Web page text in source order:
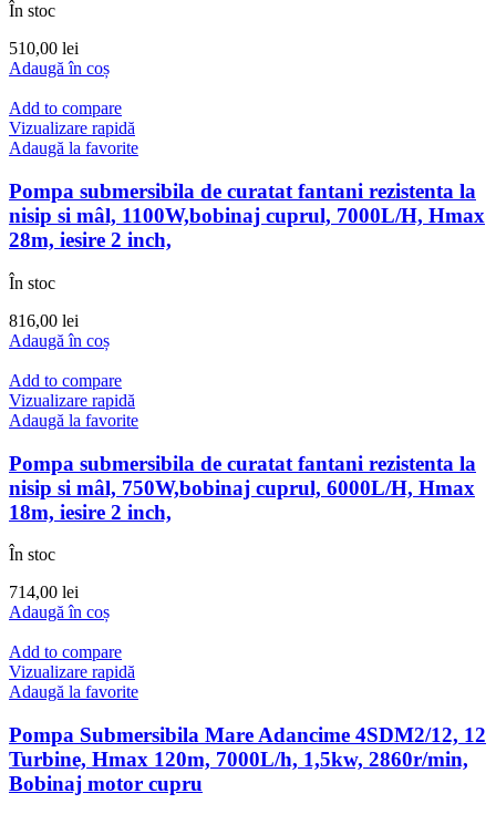
În stoc
510,00 lei
Adaugă în coș
Add to compare
Vizualizare rapidă
Adaugă la favorite
Pompa submersibila de curatat fantani rezistenta la
nisip si mâl, 1100W,bobinaj cuprul, 7000L/H, Hmax
28m, iesire 2 inch,
În stoc
816,00 lei
Adaugă în coș
Add to compare
Vizualizare rapidă
Adaugă la favorite
Pompa submersibila de curatat fantani rezistenta la
nisip si mâl, 750W,bobinaj cuprul, 6000L/H, Hmax
18m, iesire 2 inch,
În stoc
714,00 lei
Adaugă în coș
Add to compare
Vizualizare rapidă
Adaugă la favorite
Pompa Submersibila Mare Adancime 4SDM2/12, 12
Turbine, Hmax 120m, 7000L/h, 1,5kw, 2860r/min,
Bobinaj motor cupru